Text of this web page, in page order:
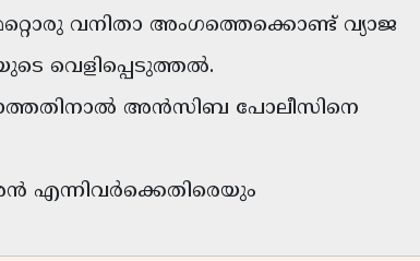
വനിതാ അംഗത്തെക്കൊണ്ട് വ്യാജ
വെളിപ്പെടുത്തൽ.
അൻസിബ പോലീസിനെ
എന്നിവർക്കെതിരെയും